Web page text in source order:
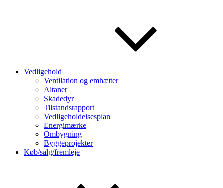
Vedligehold
Ventilation og emhætter
Altaner
Skadedyr
Tilstandsrapport
Vedligeholdelsesplan
Energimærke
Ombygning
Byggeprojekter
Køb/salg/fremleje